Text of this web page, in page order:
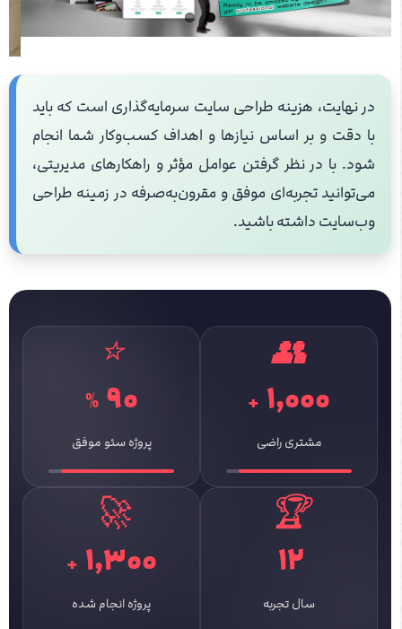
Previous Next
در نهایت، هزینه طراحی سایت سرمایه‌گذاری است که باید
با دقت و بر اساس نیازها و اهداف کسب‌وکار شما انجام
شود. با در نظر گرفتن عوامل مؤثر و راهکارهای مدیریتی،
می‌توانید تجربه‌ای موفق و مقرون‌به‌صرفه در زمینه طراحی
وب‌سایت داشته باشید.
👥
۱٬۰۰۰ +
مشتری راضی
⭐
۹۰ %
پروژه سئو موفق
🏆
۱۲
سال تجربه
🚀
۱٬۳۰۰ +
پروژه انجام شده